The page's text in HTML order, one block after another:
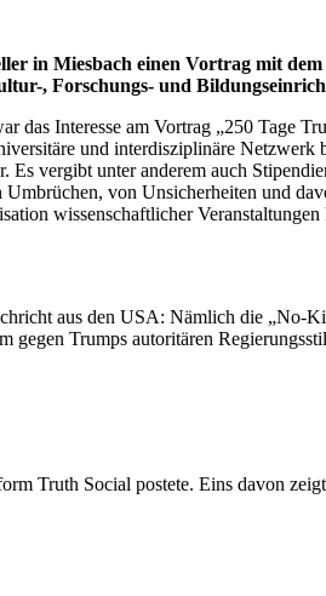
in Miesbach einen Vortrag mit
, Forschungs- und
das Interesse am Vortrag „250 Tage
und interdisziplinäre Netzwerk
vergibt unter anderem auch
von Unsicherheiten und
wissenschaftlicher Veranstaltungen
aus den USA: Nämlich die „No-
Trumps autoritären
Truth Social postete. Eins davon